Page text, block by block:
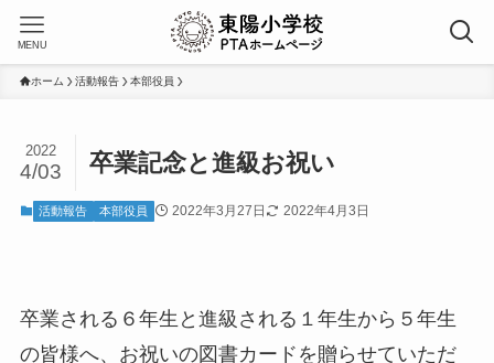
MENU
ホーム 活動報告 本部役員
卒業記念と進級お祝い
2022
4/03
活動報告 本部役員 2022年3月27日 2022年4月3日
卒業される６年生と進級される１年生から５年生
の皆様へ、お祝いの図書カードを贈らせていただ